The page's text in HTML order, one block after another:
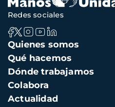
Navegación
principal
Quienes somos
Qué hacemos
Dónde trabajamos
Colabora
Actualidad
Redes sociales